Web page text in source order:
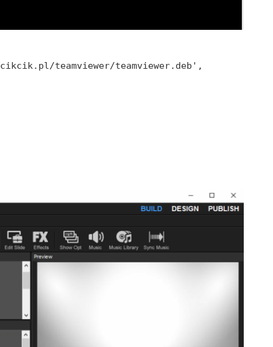
teamviewer/teamviewer.deb',